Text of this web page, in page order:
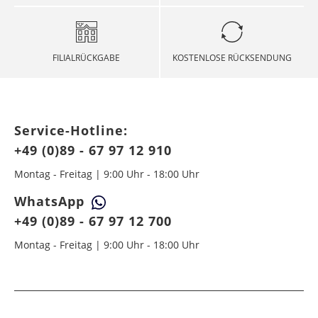
FILIALRÜCKGABE KOSTENLOSE RÜCKSENDUNG
Service-Hotline:
+49 (0)89 - 67 97 12 910
Montag - Freitag | 9:00 Uhr - 18:00 Uhr
WhatsApp
+49 (0)89 - 67 97 12 700
Montag - Freitag | 9:00 Uhr - 18:00 Uhr